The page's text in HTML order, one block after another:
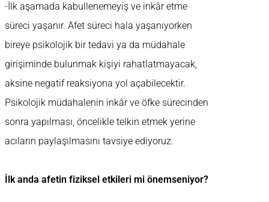
-İlk aşamada kabullenemeyiş ve inkâr etme
süreci yaşanır. Afet süreci hala yaşanıyorken
bireye psikolojik bir tedavi ya da müdahale
girişiminde bulunmak kişiyi rahatlatmayacak,
aksine negatif reaksiyona yol açabilecektir.
Psikolojik müdahalenin inkâr ve öfke sürecinden
sonra yapılması, öncelikle telkin etmek yerine
acıların paylaşılmasını tavsiye ediyoruz.
İlk anda afetin fiziksel etkileri mi önemseniyor?